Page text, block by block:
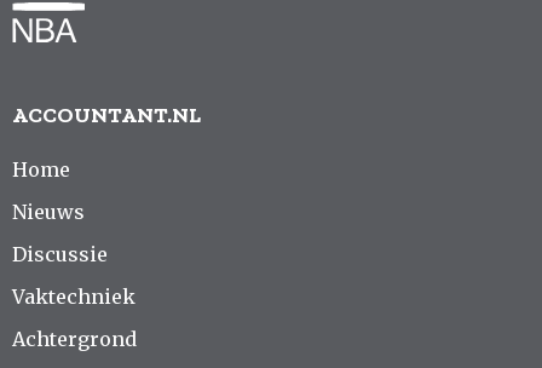
ACCOUNTANT.NL
Home
Nieuws
Discussie
Vaktechniek
Achtergrond